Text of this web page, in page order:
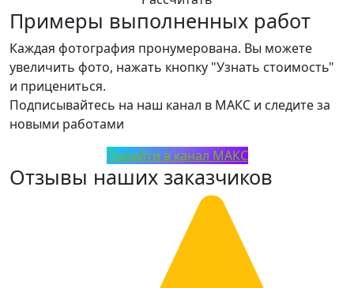
Примеры выполненных работ
Каждая фотография пронумерована. Вы можете
увеличить фото, нажать кнопку "Узнать стоимость"
и прицениться.
Подписывайтесь на наш канал в МАКС и следите за
новыми работами
Перейти в канал МАКС
Отзывы наших заказчиков